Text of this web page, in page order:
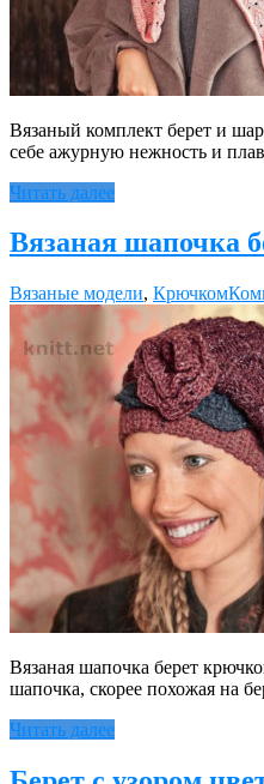
Вязаный комплект берет и
себе ажурную нежность и
Читать далее
Вязаная шапочка
Вязаные модели, Крючком
Вязаная шапочка берет
шапочка, скорее похожая на
Читать далее